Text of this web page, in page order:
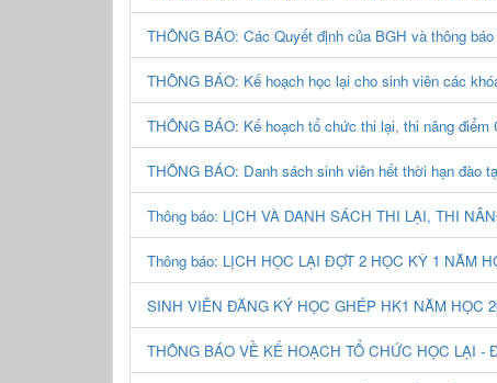
THÔNG BÁO: Các Quyết định của BGH và thông
THÔNG BÁO: Kế hoạch học lại cho sinh viên các
THÔNG BÁO: Kế hoạch tổ chức thi lại, thi nâng
THÔNG BÁO: Danh sách sinh viên hết thời hạn đào
Thông báo: LỊCH VÀ DANH SÁCH THI LẠI, THI
Thông báo: LỊCH HỌC LẠI ĐỢT 2 HỌC KỲ 1 NĂM
SINH VIÊN ĐĂNG KÝ HỌC GHÉP HK1 NĂM HỌC
THÔNG BÁO VỀ KẾ HOẠCH TỔ CHỨC HỌC LẠI -